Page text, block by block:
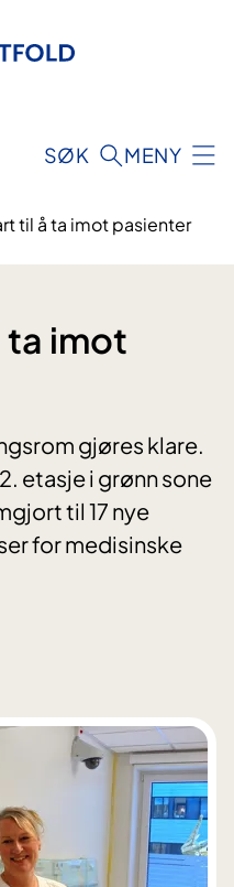
SØK MENY
til å ta imot pasienter
ta imot
gjøres klare.
etasje i grønn sone
til 17 nye
for medisinske